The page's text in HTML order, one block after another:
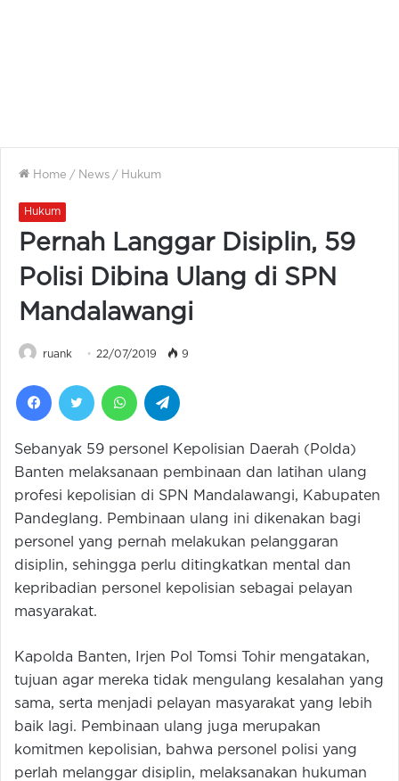
Home / News / Hukum
Hukum
Pernah Langgar Disiplin, 59
Polisi Dibina Ulang di SPN
Mandalawangi
ruank 22/07/2019 9
FacebookTwitter WhatsApp
Sebanyak 59 personel Kepolisian Daerah (Polda)
Banten melaksanaan pembinaan dan latihan ulang
profesi kepolisian di SPN Mandalawangi, Kabupaten
Pandeglang. Pembinaan ulang ini dikenakan bagi
personel yang pernah melakukan pelanggaran
disiplin, sehingga perlu ditingkatkan mental dan
kepribadian personel kepolisian sebagai pelayan
masyarakat.
Kapolda Banten, Irjen Pol Tomsi Tohir mengatakan,
tujuan agar mereka tidak mengulang kesalahan yang
sama, serta menjadi pelayan masyarakat yang lebih
baik lagi. Pembinaan ulang juga merupakan
komitmen kepolisian, bahwa personel polisi yang
perlah melanggar disiplin, melaksanakan hukuman